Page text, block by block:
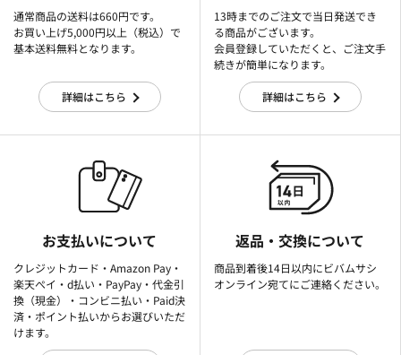
通常商品の送料は660円です。
お買い上げ5,000円以上（税込）で
基本送料無料となります。
詳細はこちら
13時までのご注文で当日発送でき
る商品がございます。
会員登録していただくと、ご注文手
続きが簡単になります。
詳細はこちら
お支払いについて
クレジットカード・Amazon Pay・
楽天ぺイ・d払い・PayPay・代金引
換（現金）・コンビニ払い・Paid決
済・ポイント払いからお選びいただ
けます。
返品・交換について
商品到着後14日以内にビバムサシ
オンライン宛てにご連絡ください。